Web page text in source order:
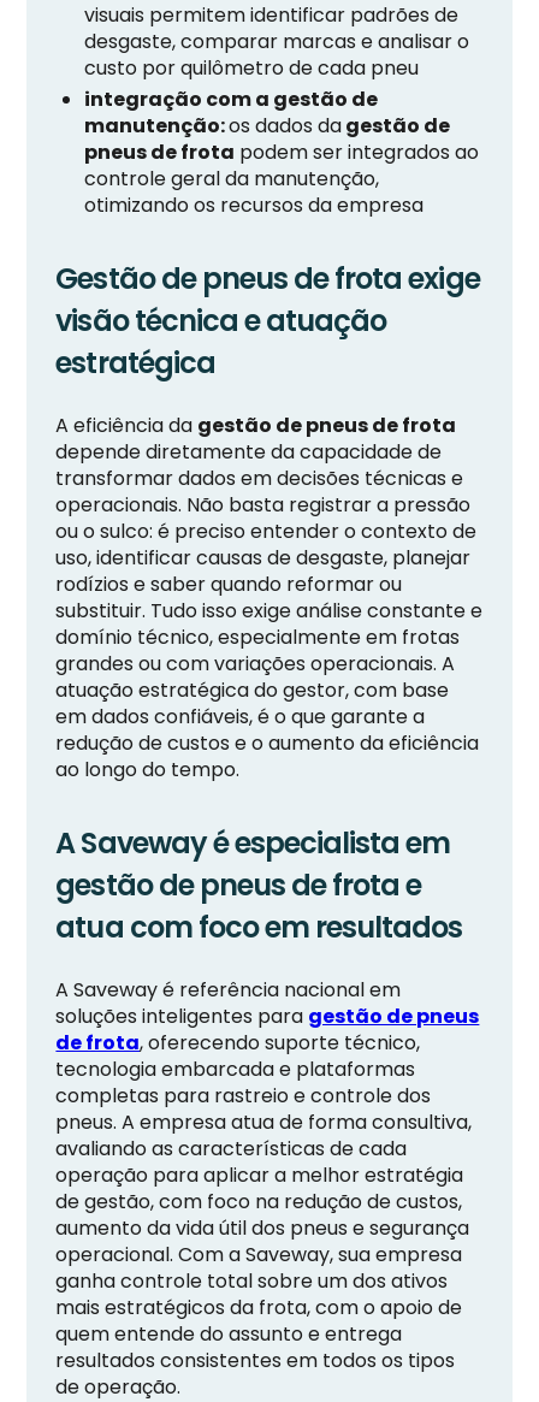
visuais permitem identificar padrões de
desgaste, comparar marcas e analisar o
custo por quilômetro de cada pneu
integração com a gestão de
manutenção:os dados dagestão de
pneus de frota podem ser integrados ao
controle geral da manutenção,
otimizando os recursos da empresa
Gestão de pneus de frota exige
visão técnica e atuação
estratégica
A eficiência da gestão de pneus de frota
depende diretamente da capacidade de
transformar dados em decisões técnicas e
operacionais. Não basta registrar a pressão
ou o sulco: é preciso entender o contexto de
uso, identificar causas de desgaste, planejar
rodízios e saber quando reformar ou
substituir. Tudo isso exige análise constante e
domínio técnico, especialmente em frotas
grandes ou com variações operacionais. A
atuação estratégica do gestor, com base
em dados confiáveis, é o que garante a
redução de custos e o aumento da eficiência
ao longo do tempo.
A Saveway é especialista em
gestão de pneus de frota e
atua com foco em resultados
A Saveway é referência nacional em
soluções inteligentes para gestão de pneus
de frota, oferecendo suporte técnico,
tecnologia embarcada e plataformas
completas para rastreio e controle dos
pneus. A empresa atua de forma consultiva,
avaliando as características de cada
operação para aplicar a melhor estratégia
de gestão, com foco na redução de custos,
aumento da vida útil dos pneus e segurança
operacional. Com a Saveway, sua empresa
ganha controle total sobre um dos ativos
mais estratégicos da frota, com o apoio de
quem entende do assunto e entrega
resultados consistentes em todos os tipos
de operação.